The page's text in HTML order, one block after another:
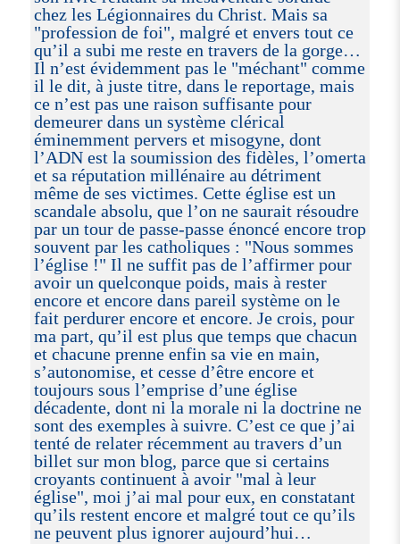
chez les Légionnaires du Christ. Mais sa
"profession de foi", malgré et envers tout ce
qu’il a subi me reste en travers de la gorge…
Il n’est évidemment pas le "méchant" comme
il le dit, à juste titre, dans le reportage, mais
ce n’est pas une raison suffisante pour
demeurer dans un système clérical
éminemment pervers et misogyne, dont
l’ADN est la soumission des fidèles, l’omerta
et sa réputation millénaire au détriment
même de ses victimes. Cette église est un
scandale absolu, que l’on ne saurait résoudre
par un tour de passe-passe énoncé encore trop
souvent par les catholiques : "Nous sommes
l’église !" Il ne suffit pas de l’affirmer pour
avoir un quelconque poids, mais à rester
encore et encore dans pareil système on le
fait perdurer encore et encore. Je crois, pour
ma part, qu’il est plus que temps que chacun
et chacune prenne enfin sa vie en main,
s’autonomise, et cesse d’être encore et
toujours sous l’emprise d’une église
décadente, dont ni la morale ni la doctrine ne
sont des exemples à suivre. C’est ce que j’ai
tenté de relater récemment au travers d’un
billet sur mon blog, parce que si certains
croyants continuent à avoir "mal à leur
église", moi j’ai mal pour eux, en constatant
qu’ils restent encore et malgré tout ce qu’ils
ne peuvent plus ignorer aujourd’hui…